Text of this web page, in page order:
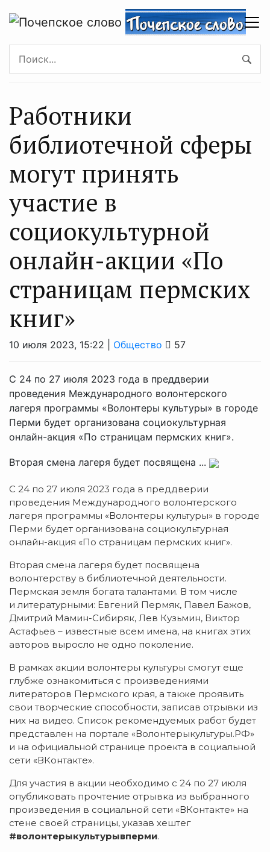
Работники
библиотечной сферы
могут принять
участие в
социокультурной
онлайн-акции «По
страницам пермских
книг»
10 июля 2023, 15:22 | Общество 57
С 24 по 27 июля 2023 года в преддверии
проведения Международного волонтерского
лагеря программы «Волонтеры культуры» в городе
Перми будет организована социокультурная
онлайн-акция «По страницам пермских книг».
Вторая смена лагеря будет посвящена ...
С 24 по 27 июля 2023 года в преддверии
проведения Международного волонтерского
лагеря программы «Волонтеры культуры» в городе
Перми будет организована социокультурная
онлайн-акция «По страницам пермских книг».
Вторая смена лагеря будет посвящена
волонтерству в библиотечной деятельности.
Пермская земля богата талантами. В том числе
и литературными: Евгений Пермяк, Павел Бажов,
Дмитрий Мамин-Сибиряк, Лев Кузьмин, Виктор
Астафьев – известные всем имена, на книгах этих
авторов выросло не одно поколение.
В рамках акции волонтеры культуры смогут еще
глубже ознакомиться с произведениями
литераторов Пермского края, а также проявить
свои творческие способности, записав отрывки из
них на видео. Список рекомендуемых работ будет
представлен на портале «Волонтерыкультуры.РФ»
и на официальной странице проекта в социальной
сети «ВКонтакте».
Для участия в акции необходимо с 24 по 27 июля
опубликовать прочтение отрывка из выбранного
произведения в социальной сети «ВКонтакте» на
стене своей страницы, указав хештег
#волонтерыкультурывперми.